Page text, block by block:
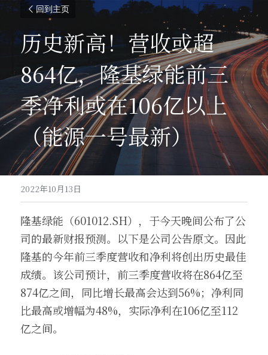
回到主页
历史新高！营收或超
864亿，隆基绿能前三
季净利或在106亿以上
（能源一号最新）
2022年10月13日
隆基绿能（601012.SH），于今天晚间公布了公
司的最新财报预测。以下是公司公告原文。因此
隆基的今年前三季度营收和净利将创出历史最佳
成绩。该公司预计，前三季度营收将在864亿至
874亿之间，同比增长最高会达到56%；净利同
比最高或增幅为48%，实际净利在106亿至112
亿之间。